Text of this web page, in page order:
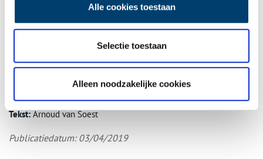
Alle cookies toestaan
Selectie toestaan
Alleen noodzakelijke cookies
familiekronieken, dus je wilt weten hoe het afloopt. Uiteindelijk
en een onbekende Gabriël Metsu tegen. Nou, ik hing van
blijdschap in de gordijnen. Ik heb het meteen doorgegeven aan
ook het interview met projectleider Pauline van den
Tekst:Arnoud van Soest
Publicatiedatum: 03/04/2019